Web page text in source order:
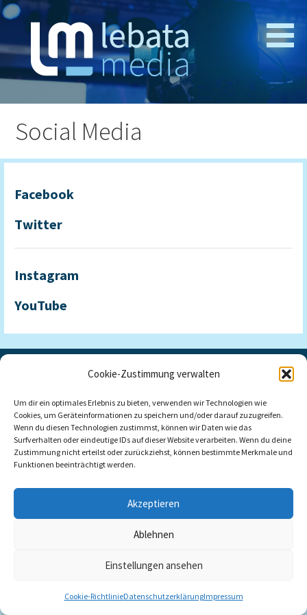
Cookie-Zustimmung verwalten
Um dir ein optimales Erlebnis zu bieten, verwenden wir Technologien wie
Cookies, um Geräteinformationen zu speichern und/oder darauf zuzugreifen.
Wenn du diesen Technologien zustimmst, können wir Daten wie das
Surfverhalten oder eindeutige IDs auf dieser Website verarbeiten. Wenn du deine
Zustimmung nicht erteilst oder zurückziehst, können bestimmte Merkmale und
Funktionen beeinträchtigt werden.
Akzeptieren
Ablehnen
Einstellungen ansehen
Cookie-RichtlinieDatenschutzerklärungImpressum
Zum
springen
lebata media
Webseitenentwicklung und Medienproduktion
Social Media
Facebook
Twitter
Instagram
YouTube
Datenschutzerklärung Cookie-Richtlinie (EU)
Copyright © 2026 lebata media